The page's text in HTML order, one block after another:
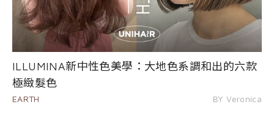
ILLUMINA新中性色美學：大地色系調和出的六款
極緻髮色
EARTH BY Veronica